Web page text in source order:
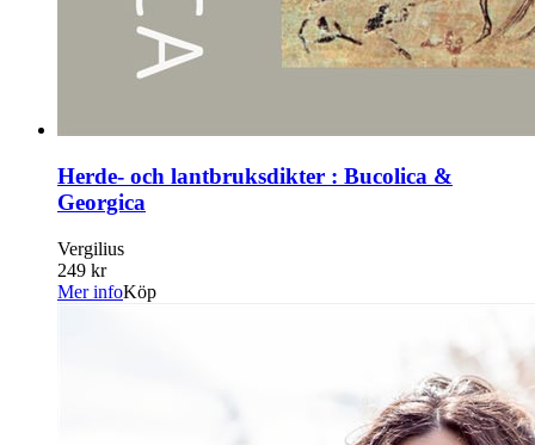
Herde- och lantbruksdikter : Bucolica &
Georgica
Vergilius
249 kr
Mer infoKöp